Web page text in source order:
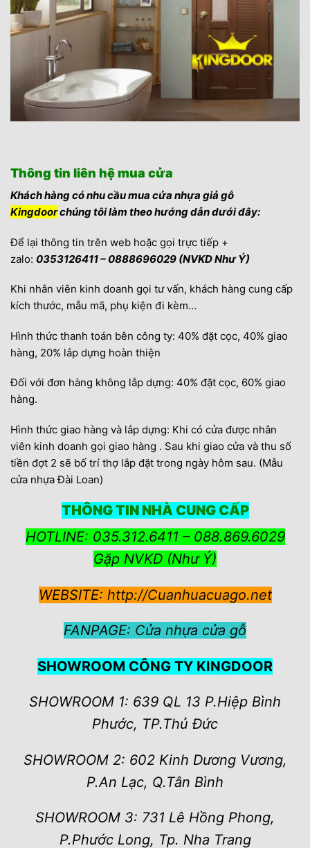
Thông tin liên hệ mua cửa
Khách hàng có nhu cầu mua cửa nhựa giả gỗ
Kingdoorchúng tôi làm theo hướng dẫn dưới đây:
Để lại thông tin trên web hoặc gọi trực tiếp +
zalo: 0353126411 – 0888696029 (NVKD Như Ý)
Khi nhân viên kinh doanh gọi tư vấn, khách hàng cung cấp
kích thước, mẫu mã, phụ kiện đi kèm…
Hình thức thanh toán bên công ty: 40% đặt cọc, 40% giao
hàng, 20% lắp dựng hoàn thiện
Đối với đơn hàng không lắp dựng: 40% đặt cọc, 60% giao
hàng.
Hình thức giao hàng và lắp dựng: Khi có cửa được nhân
viên kinh doanh gọi giao hàng . Sau khi giao cửa và thu số
tiền đợt 2 sẽ bố trí thợ lắp đặt trong ngày hôm sau. (Mẫu
cửa nhựa Đài Loan)
THÔNG TIN NHÀ CUNG CẤP
HOTLINE: 035.312.6411 – 088.869.6029
Gặp NVKD (Như Ý)
WEBSITE: http://Cuanhuacuago.net
FANPAGE: Cửa nhựa cửa gỗ
SHOWROOM CÔNG TY KINGDOOR
SHOWROOM 1: 639 QL 13 P.Hiệp Bình
Phước, TP.Thủ Đức
SHOWROOM 2: 602 Kinh Dương Vương,
P.An Lạc, Q.Tân Bình
SHOWROOM 3: 731 Lê Hồng Phong,
P.Phước Long, Tp. Nha Trang